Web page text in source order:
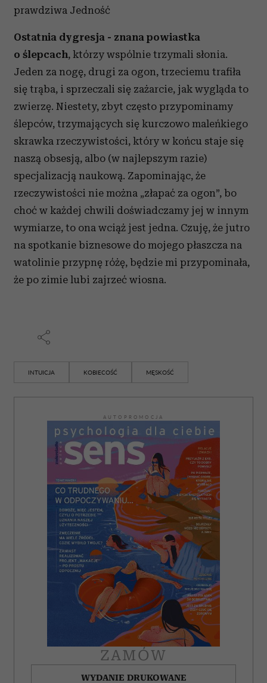
Partnerzy mogą połączyć te informacje z innymi danymi
korzystania z ich usług.
prawdziwa Jedność
Ostatnia dygresja - znana powiastka
o ślepcach, którzy wspólnie trzymali słonia.
Jeden za nogę, drugi za ogon, trzeciemu trafiła
się trąba, i sprzeczali się zażarcie, jak wygląda to
zwierzę. Niestety, zbyt często przypominamy
ślepców, trzymających się kurczowo maleńkiego
skrawka rzeczywistości, który w końcu staje się
naszą obsesją, albo (w najlepszym razie)
specjalizacją naukową. Zapominając, że
rzeczywistości nie można „złapać za ogon”, bo
choć w każdej chwili doświadczamy jej w innym
wymiarze, to ona wciąż jest jedna. Czuję, że jutro
na spotkanie biznesowe do mojego płaszcza na
watolinie przypnę różę, będzie mi przypominała,
że po zimie lubi zajrzeć wiosna.
INTUICJA KOBIECOŚĆ MĘSKOŚĆ
AUTOPROMOCJA
ZAMÓW
WYDANIE DRUKOWANE